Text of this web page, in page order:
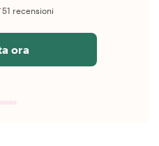
51 recensioni
ora